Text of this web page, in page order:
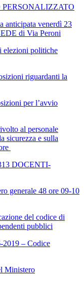
anticipata venerdì 23
di Via Peroni
elezioni politiche
riguardanti la
per l’avvio
al personale
sicurezza e sulla
DOCENTI-
generale 48 ore 09-10
del codice di
pubblici
2019 – Codice
Ministero